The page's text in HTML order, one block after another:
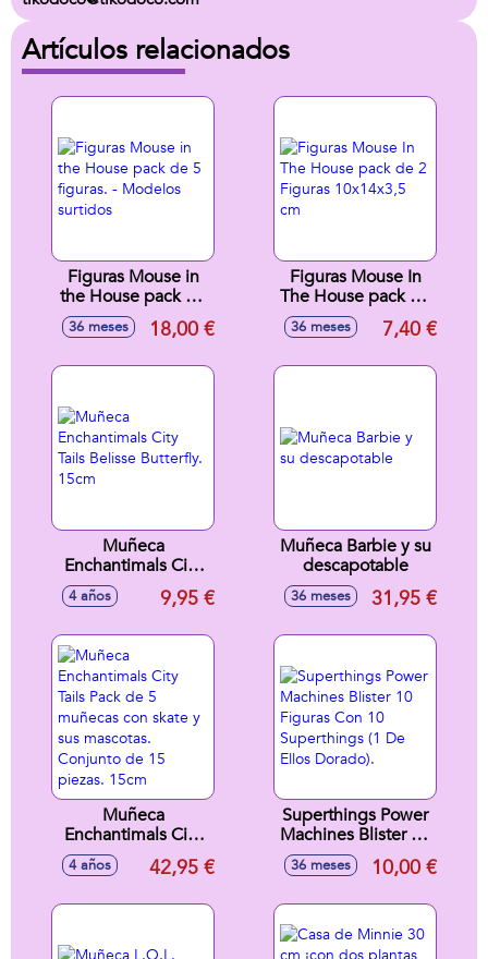
Artículos relacionados
Figuras Mouse in
the House pack de
5 figuras. - Modelos
surtidos
36 meses 18,00 €
Figuras Mouse In
The House pack de
2 Figuras
10x14x3,5 cm
36 meses 7,40 €
Muñeca
Enchantimals City
Tails Belisse
Butterfly. 15cm
4 años 9,95 €
Muñeca Barbie y su
descapotable
36 meses 31,95 €
Muñeca
Enchantimals City
Tails Pack de 5
muñecas con skate
4 años 42,95 €
Superthings Power
Machines Blister 10
Figuras Con 10
Superthings (1 De
36 meses 10,00 €